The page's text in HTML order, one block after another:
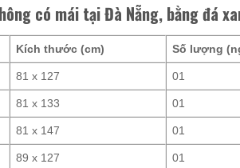
có mái tại Đà Nẵng, bằng đá
Kích thước (cm) Số lượng
81 x 127 01
81 x 133 01
81 x 147 01
89 x 127 01